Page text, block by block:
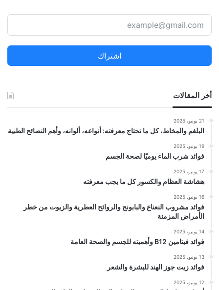
ح
ع
ن
اشتراك
أخر المقالات
21 يونيو، 2025
البلغم والمخاط، كل ما تحتاج معرفته: أنواعه، ألوانه، وأهم النصائح الطبية
19 يونيو، 2025
فوائد شرب الماء يوميًا لصحة الجسم
17 يونيو، 2025
هشاشة العظام والكسور كل ما يجب معرفته
16 يونيو، 2025
فوائد مشروب النعناع والبابونج والروائح العطرية والزيوت من خطر
الأمراض المزمنة
14 يونيو، 2025
فوائد فيتامين B12 وأهميته للجسم والصحة العامة
13 يونيو، 2025
فوائد زيت جوز الهند للبشرة والشعر
12 يونيو، 2025